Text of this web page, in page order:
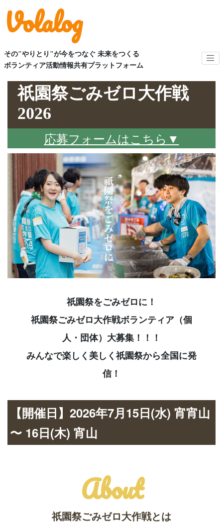
Volalog
その"やりとり"が今をつなぐ 未来をつくる
ボランティア活動情報共有プラットフォーム
祇園祭ごみゼロ大作戦
2026
応募フォームはこちら▼
祇園祭をごみゼロに！
祇園祭ごみゼロ大作戦ボランティア（個
人・団体）大募集！！！
みんなで楽しく美しく祇園祭から全国に発
信！
【開催日】2026年7月15日(水) 宵宵山
〜 16日(木) 宵山
About
祇園祭ごみゼロ大作戦とは